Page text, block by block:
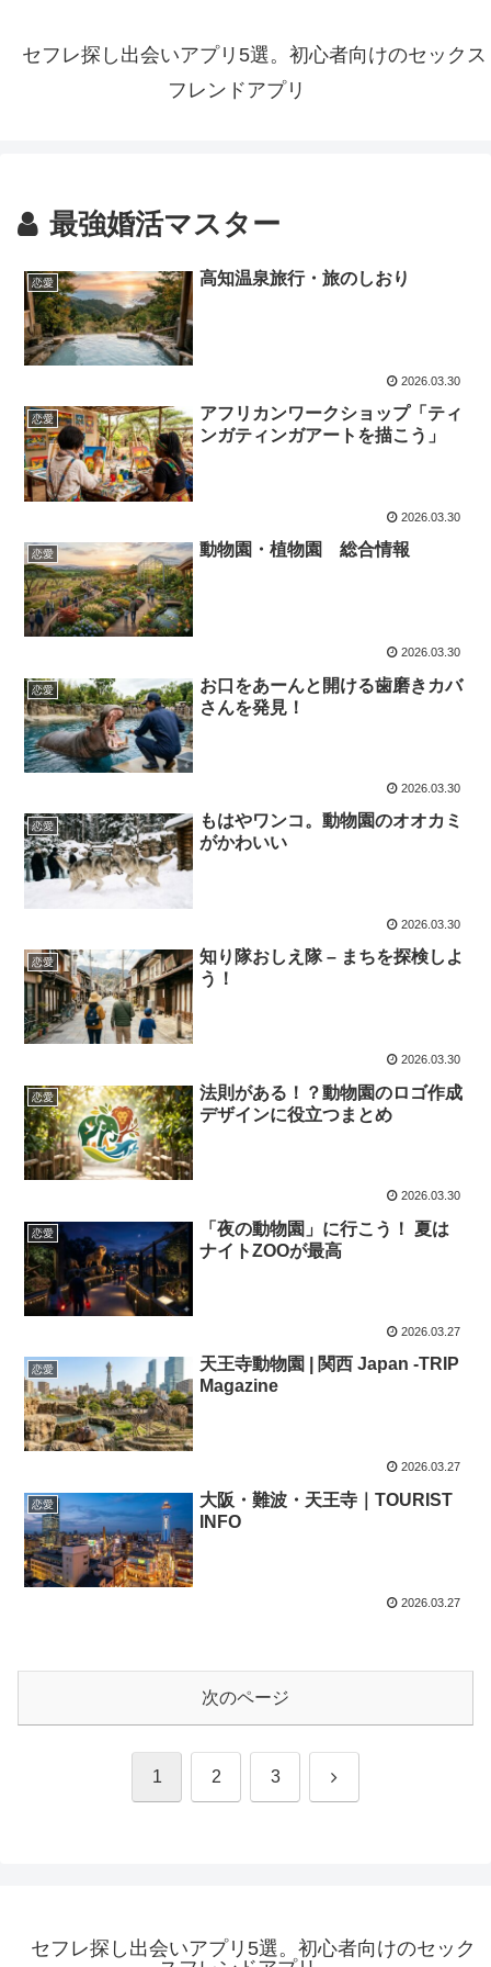
セフレ探し出会いアプリ5選。初心者向けのセックス
フレンドアプリ
最強婚活マスター
恋愛 高知温泉旅行・旅のしおり
2026.03.30
恋愛
アフリカンワークショップ「ティ
ンガティンガアートを描こう」
2026.03.30
恋愛 動物園・植物園 総合情報
2026.03.30
恋愛
お口をあーんと開ける歯磨きカバ
さんを発見！
2026.03.30
恋愛
もはやワンコ。動物園のオオカミ
がかわいい
2026.03.30
恋愛
知り隊おしえ隊 – まちを探検しよ
う！
2026.03.30
恋愛
法則がある！？動物園のロゴ作成
デザインに役立つまとめ
2026.03.30
恋愛
「夜の動物園」に行こう！ 夏は
ナイトZOOが最高
2026.03.27
恋愛
天王寺動物園 | 関西 Japan -TRIP
Magazine
2026.03.27
恋愛
大阪・難波・天王寺｜TOURIST
INFO
2026.03.27
次のページ
1 2 3 次
セフレ探し出会いアプリ5選。初心者向けのセック